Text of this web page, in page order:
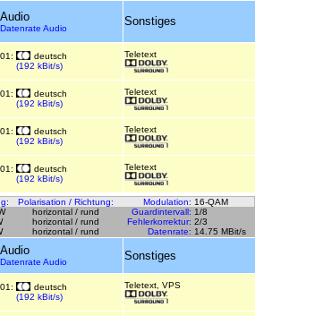
Audio
Datenrate Audio
Sonstiges
01:
deutsch
(192 kBit/s)
Teletext
01:
deutsch
(192 kBit/s)
Teletext
01:
deutsch
(192 kBit/s)
Teletext
01:
deutsch
(192 kBit/s)
Teletext
Polarisation / Richtung: Modulation: 16-QAM
horizontal / rund Guardintervall: 1/8
horizontal / rund Fehlerkorrektur: 2/3
horizontal / rund Datenrate: 14.75 MBit/s
Audio
Datenrate Audio Sonstiges
01:
deutsch
(192 kBit/s)
Teletext, VPS